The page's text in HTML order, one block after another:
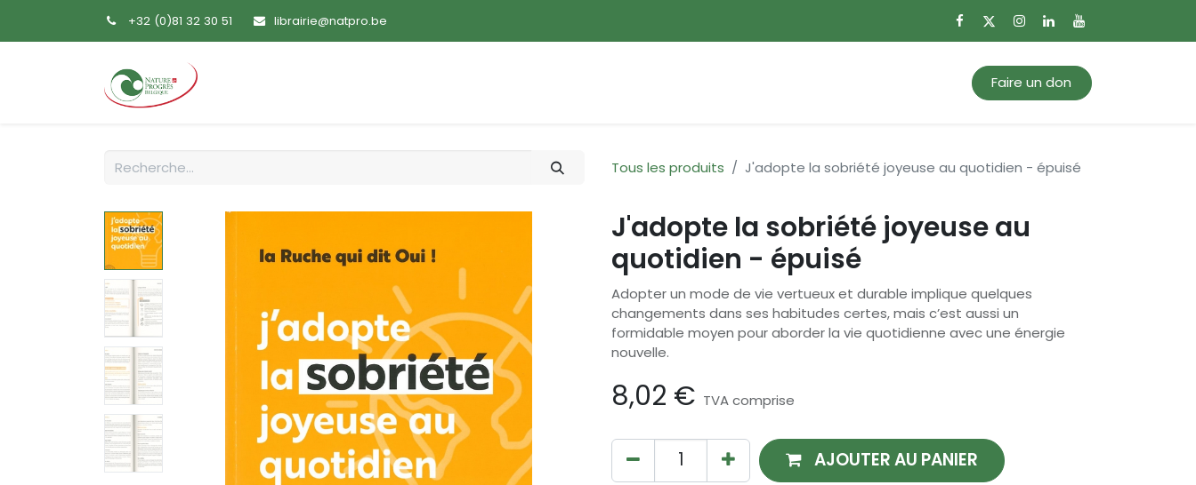
+32 (0)81 32 30 51 librairie@natpro.be
Faire un don
Tous les produits J'adopte la sobriété joyeuse au quotidien - épuisé
J'adopte la sobriété joyeuse au
quotidien - épuisé
Adopter un mode de vie vertueux et durable implique quelques
changements dans ses habitudes certes, mais c’est aussi un
formidable moyen pour aborder la vie quotidienne avec une énergie
nouvelle.
8,02 € TVA comprise
AJOUTER AU PANIER